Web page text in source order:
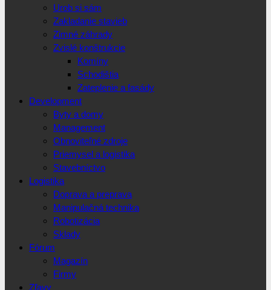
Urob si sám
Zakladanie stavieb
Zimné záhrady
Zvislé konštrukcie
Komíny
Schodištia
Zateplenie a fasády
Development
Byty a domy
Management
Obnoviteľné zdroje
Priemysel a logistika
Stavebníctvo
Logistika
Doprava a preprava
Manipulačná technika
Robotizácia
Sklady
Fórum
Magazín
Firmy
Zľavy